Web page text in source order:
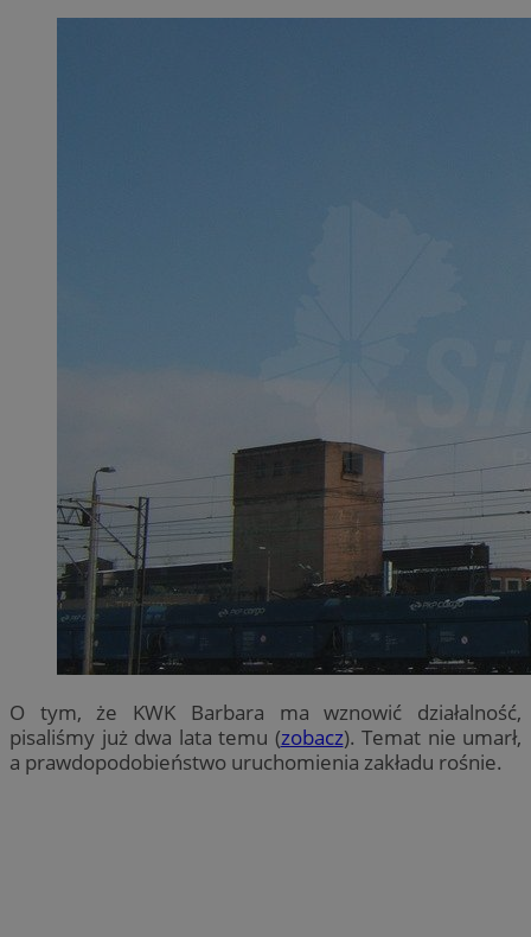
O tym, że KWK Barbara ma wznowić działalność,
pisaliśmy już dwa lata temu (zobacz). Temat nie umarł,
a prawdopodobieństwo uruchomienia zakładu rośnie.